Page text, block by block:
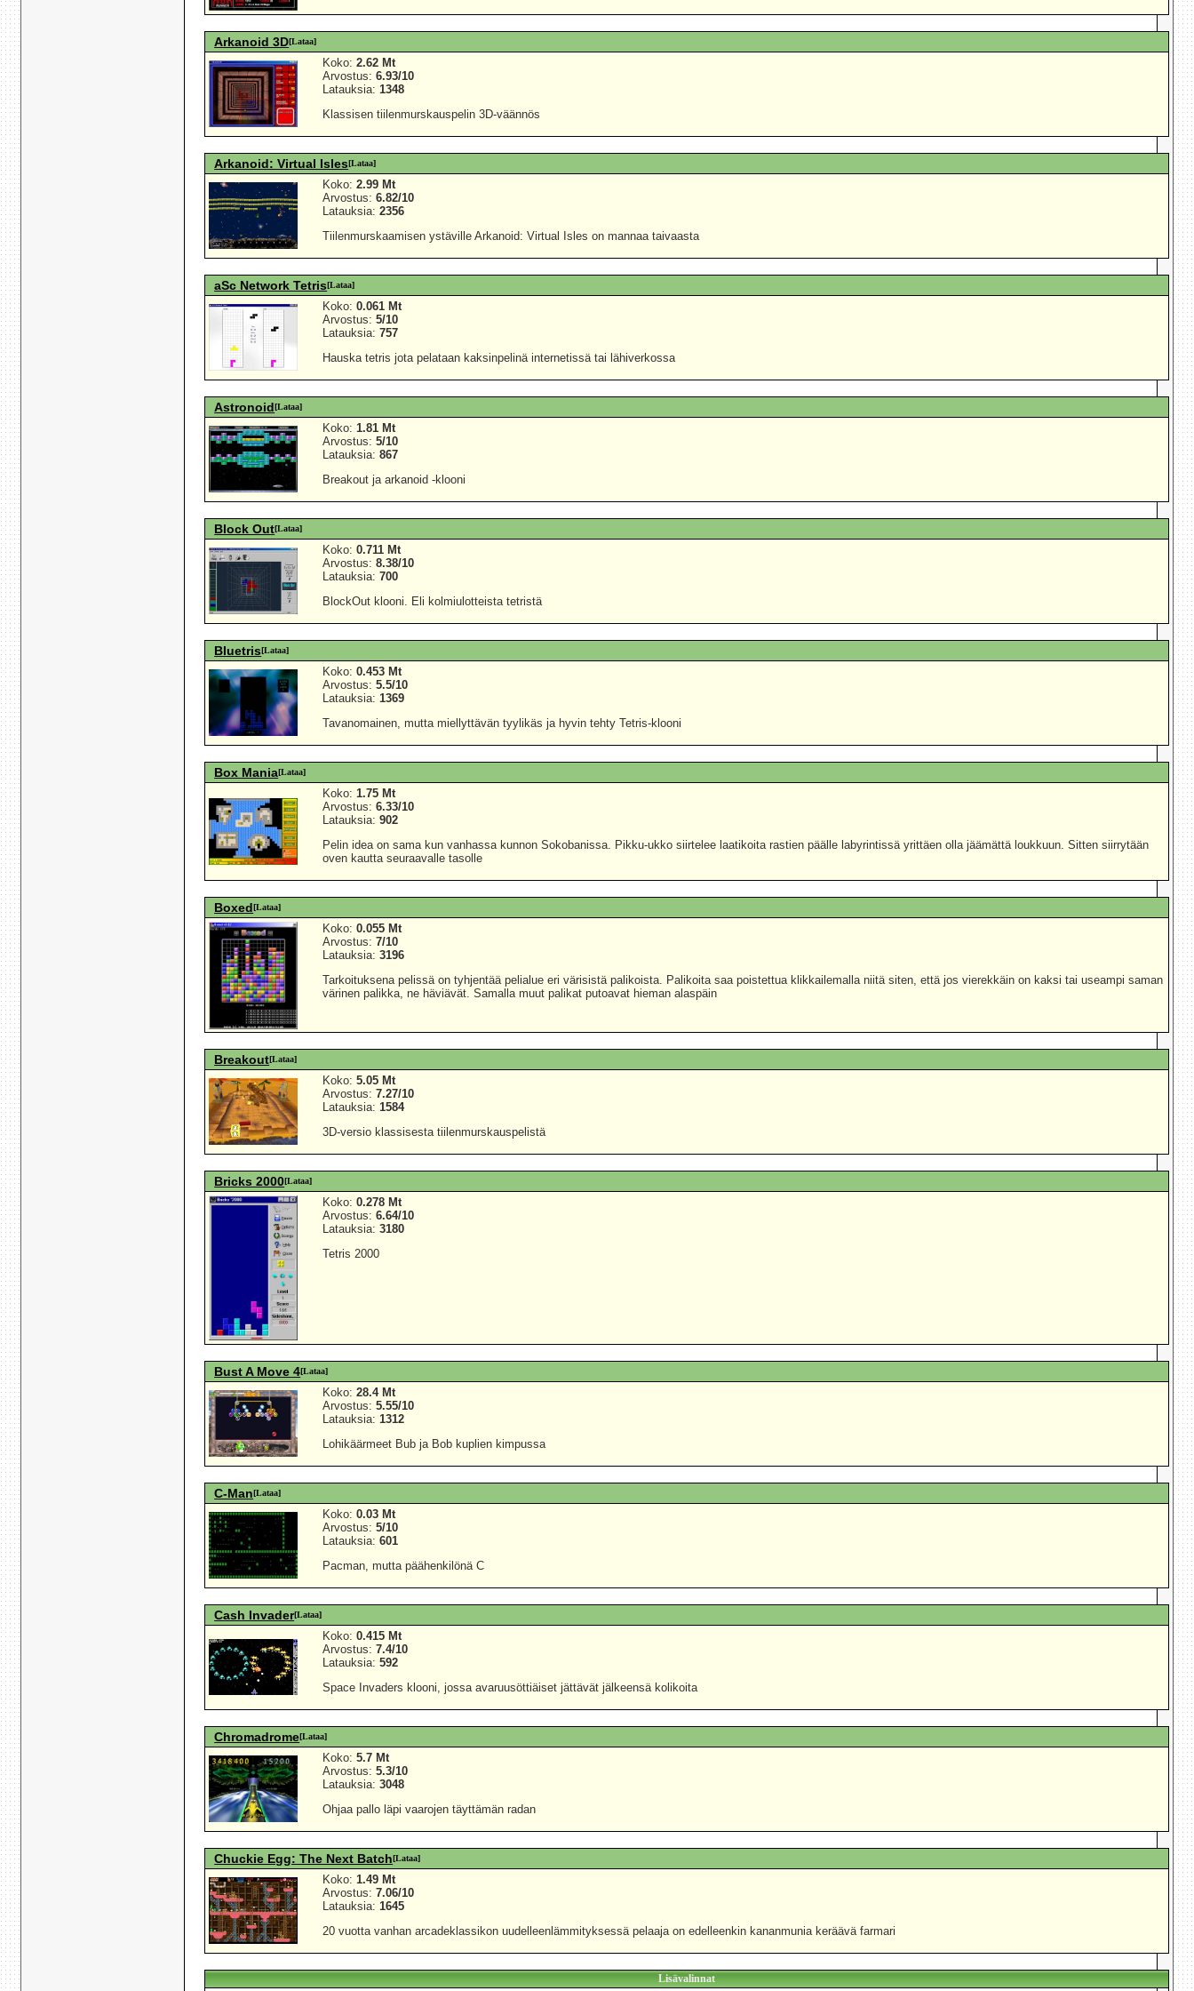
Arkanoid 3D[Lataa]
Koko:2.62 Mt
Arvostus:6.93/10
Latauksia:1348
Klassisen tiilenmurskauspelin 3D-väännös
Arkanoid: Virtual Isles[Lataa]
Koko:2.99 Mt
Arvostus:6.82/10
Latauksia:2356
Tiilenmurskaamisen ystäville Arkanoid: Virtual Isles on mannaa taivaasta
aSc Network Tetris[Lataa]
Koko:0.061 Mt
Arvostus:5/10
Latauksia:757
Hauska tetris jota pelataan kaksinpelinä internetissä tai lähiverkossa
Astronoid[Lataa]
Koko:1.81 Mt
Arvostus:5/10
Latauksia:867
Breakout ja arkanoid -klooni
Block Out[Lataa]
Koko:0.711 Mt
Arvostus:8.38/10
Latauksia:700
BlockOut klooni. Eli kolmiulotteista tetristä
Bluetris[Lataa]
Koko:0.453 Mt
Arvostus:5.5/10
Latauksia:1369
Tavanomainen, mutta miellyttävän tyylikäs ja hyvin tehty Tetris-klooni
Box Mania[Lataa]
Koko:1.75 Mt
Arvostus:6.33/10
Latauksia:902
Pelin idea on sama kun vanhassa kunnon Sokobanissa. Pikku-ukko siirtelee laatikoita rastien päälle labyrintissä yrittäen olla jäämättä loukkuun. Sitten siirrytään
oven kautta seuraavalle tasolle
Boxed[Lataa]
Koko:0.055 Mt
Arvostus:7/10
Latauksia:3196
Tarkoituksena pelissä on tyhjentää pelialue eri värisistä palikoista. Palikoita saa poistettua klikkailemalla niitä siten, että jos vierekkäin on kaksi tai useampi saman
värinen palikka, ne häviävät. Samalla muut palikat putoavat hieman alaspäin
Breakout[Lataa]
Koko:5.05 Mt
Arvostus:7.27/10
Latauksia:1584
3D-versio klassisesta tiilenmurskauspelistä
Bricks 2000[Lataa]
Koko:0.278 Mt
Arvostus:6.64/10
Latauksia:3180
Tetris 2000
Bust A Move 4[Lataa]
Koko:28.4 Mt
Arvostus:5.55/10
Latauksia:1312
Lohikäärmeet Bub ja Bob kuplien kimpussa
C-Man[Lataa]
Koko:0.03 Mt
Arvostus:5/10
Latauksia:601
Pacman, mutta päähenkilönä C
Cash Invader[Lataa]
Koko:0.415 Mt
Arvostus:7.4/10
Latauksia:592
Space Invaders klooni, jossa avaruusöttiäiset jättävät jälkeensä kolikoita
Chromadrome[Lataa]
Koko:5.7 Mt
Arvostus:5.3/10
Latauksia:3048
Ohjaa pallo läpi vaarojen täyttämän radan
Chuckie Egg: The Next Batch[Lataa]
Koko:1.49 Mt
Arvostus:7.06/10
Latauksia:1645
20 vuotta vanhan arcadeklassikon uudelleenlämmityksessä pelaaja on edelleenkin kananmunia keräävä farmari
Lisävalinnat